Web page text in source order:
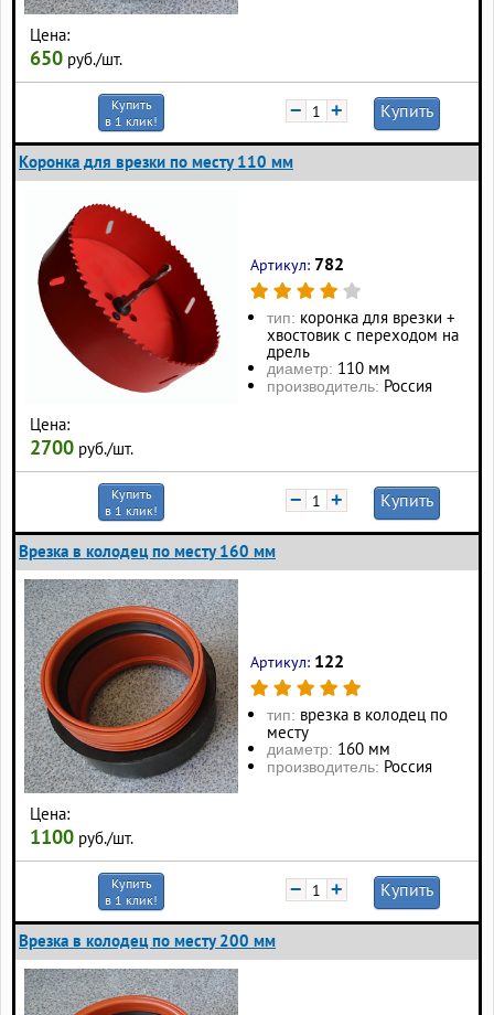
Цена:
650 руб./шт.
Купить
в 1 клик!
− + Купить
Коронка для врезки по месту 110 мм
Цена:
2700 руб./шт.
Артикул: 782
тип: коронка для врезки +
хвостовик с переходом на
дрель
диаметр: 110 мм
производитель: Россия
Купить
в 1 клик!
− + Купить
Врезка в колодец по месту 160 мм
Цена:
1100 руб./шт.
Артикул: 122
тип: врезка в колодец по
месту
диаметр: 160 мм
производитель: Россия
Купить
в 1 клик!
− + Купить
Врезка в колодец по месту 200 мм